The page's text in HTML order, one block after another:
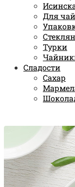
Для
Турки
Сладости
Сахар